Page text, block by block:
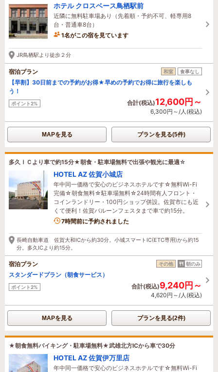
ホテル クロスベース鳥栖駅前
近隣に無料駐車場あり（先着順・予約不可、軽専用8
台・普通車8台）
1名がこの宿を見ています
JR鳥栖駅より徒歩２分
宿泊プラン 和室 食事なし
【早割】30日前までの予約がお得★早めの予約でお得に旅行を楽しも
う！
ポイント2% 合計(税込)12,600円～
6,300円～/人(税込)
MAPを見る プランを見る(5件)
多久ＩＣより車で約15分★朝食・駐車場無料で出張や観光に最適☆
HOTEL AZ 佐賀小城店
年中同一価格で安心のビジネスホテルです☆無料Wi-Fi
完備☆朝食無料☆駐車場無料☆24時間有人フロント・
コインランドリー・100円ショップ併設。佐賀市にも近
くて便利！佐賀バルーンフェスタまで車で約15分。
7時間前に予約されました
長崎自動車道 佐賀大和ICから約30分。小城スマートIC(ETC専用)から約15
分。多久ICより約15分。
宿泊プラン その他 朝のみ
スタンダードプラン（朝食サービス）
ポイント2% 合計(税込)9,240円～
4,620円～/人(税込)
MAPを見る プランを見る(2件)
★朝食無料バイキング・駐車場無料★武雄北方ICから車で30分
HOTEL AZ 佐賀伊万里店
年中同一価格で安心のビジネスホテルです☆無料Wi-Fi